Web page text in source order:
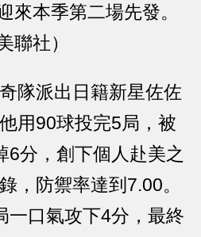
來本季第二場先發。
聯社）
隊派出日籍新星佐佐
用90球投完5局，被
6分，創下個人赴美之
，防禦率達到7.00。
一口氣攻下4分，最終